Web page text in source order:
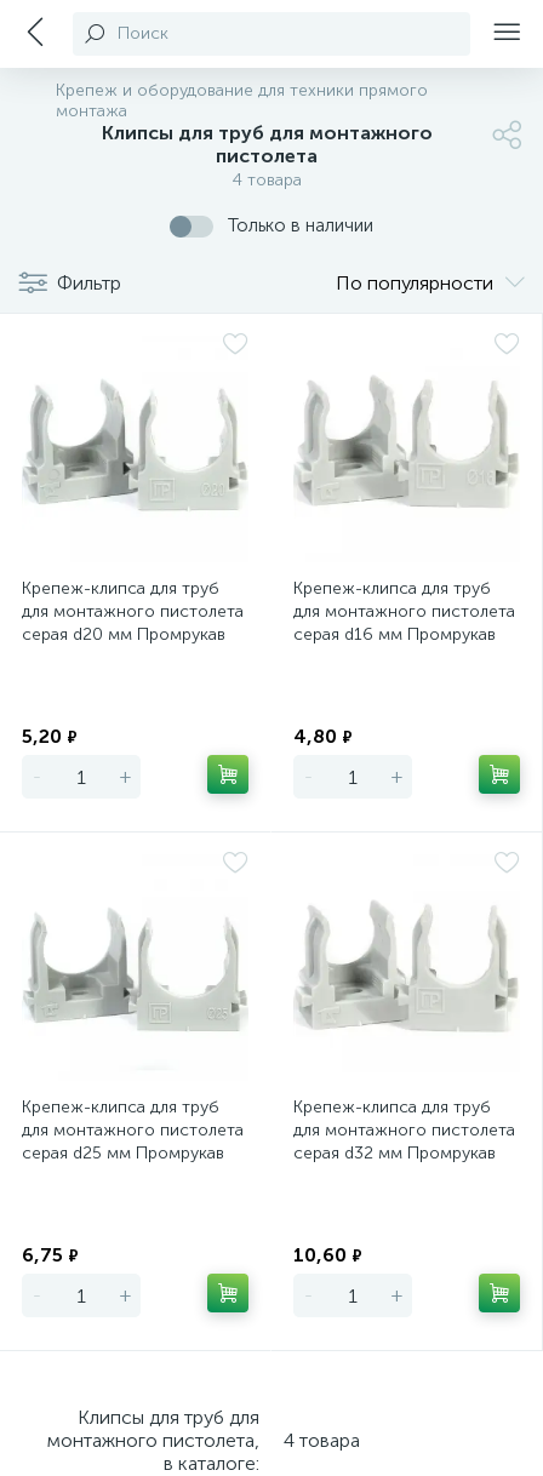
Поиск
Крепеж и оборудование для техники прямого
монтажа
Клипсы для труб для монтажного
пистолета
4 товара
Только в наличии
Фильтр По популярности
Крепеж-клипса для труб
для монтажного пистолета
серая d20 мм Промрукав
5,20 ₽
- +
Крепеж-клипса для труб
для монтажного пистолета
серая d16 мм Промрукав
4,80 ₽
- +
Крепеж-клипса для труб
для монтажного пистолета
серая d25 мм Промрукав
6,75 ₽
- +
Крепеж-клипса для труб
для монтажного пистолета
серая d32 мм Промрукав
10,60 ₽
- +
Клипсы для труб для
монтажного пистолета,
в каталоге:
4 товара